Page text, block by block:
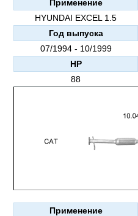
HYUNDAI EXCEL 1.5
Применение
07/1994 - 10/1999
Год выпуска
88
HP
Применение